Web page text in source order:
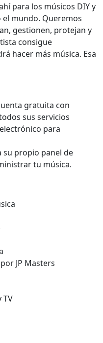
para los músicos DIY y
mundo. Queremos
gestionen, protejan y
consigue
hacer más música. Esa
gratuita con
sus servicios
para
su propio panel de
tu música.
JP Masters
TV